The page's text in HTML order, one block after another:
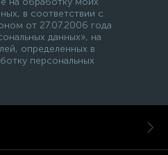
в соответствии с
от 27.07.2006 года
данных», на
определенных в
персональных